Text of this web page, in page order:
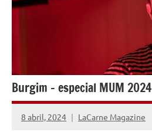
Burgim – especial MUM 2024
8 abril, 2024 LaCarne Magazine
No